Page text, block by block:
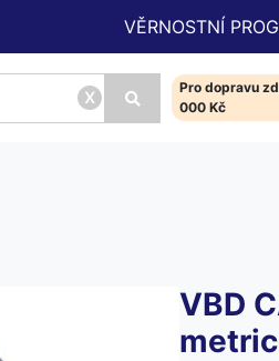
VĚRNOSTNÍ
x
Pro dopravu
000 Kč
VBD